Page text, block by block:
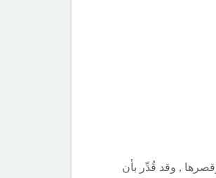
عند الفتيان بسرعتها وقصرها , وقد قُدِّر بأن